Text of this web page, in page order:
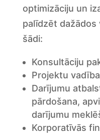
optimizāciju un
palīdzēt dažādos
šādi:
Konsultāciju
Projektu vadība
Darījumu
pārdošana,
darījumu
Korporatīvās